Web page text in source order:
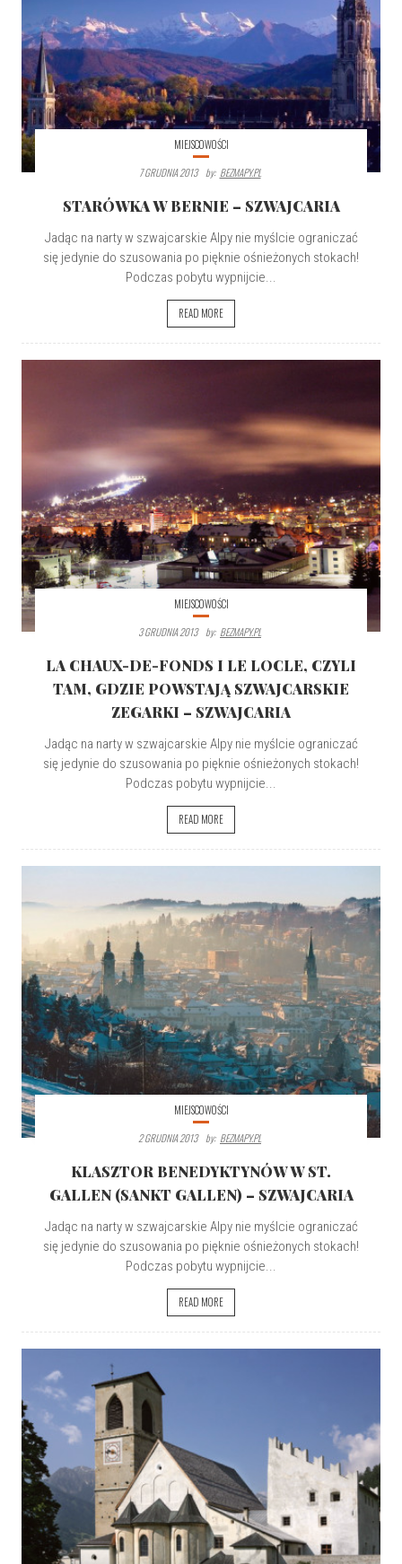
MIEJSCOWOŚCI
7 GRUDNIA 2013 By: BEZMAPY.PL
STARÓWKA W BERNIE – SZWAJCARIA
Jadąc na narty w szwajcarskie Alpy nie myślcie ograniczać
się jedynie do szusowania po pięknie ośnieżonych stokach!
Podczas pobytu wypnijcie...
READ MORE
MIEJSCOWOŚCI
3 GRUDNIA 2013
By: BEZMAPY.PL
LA CHAUX-DE-FONDS I LE LOCLE, CZYLI
TAM, GDZIE POWSTAJĄ SZWAJCARSKIE
ZEGARKI – SZWAJCARIA
Jadąc na narty w szwajcarskie Alpy nie myślcie ograniczać
się jedynie do szusowania po pięknie ośnieżonych stokach!
Podczas pobytu wypnijcie...
READ MORE
MIEJSCOWOŚCI
2 GRUDNIA 2013
By: BEZMAPY.PL
KLASZTOR BENEDYKTYNÓW W ST.
GALLEN (SANKT GALLEN) – SZWAJCARIA
Jadąc na narty w szwajcarskie Alpy nie myślcie ograniczać
się jedynie do szusowania po pięknie ośnieżonych stokach!
Podczas pobytu wypnijcie...
READ MORE